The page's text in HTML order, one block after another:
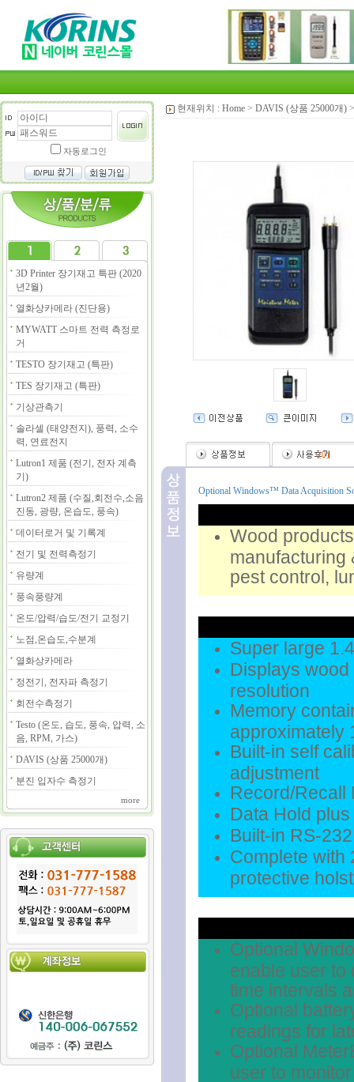
자동로그인
3D Printer 장기재고 특판 (2020
년2월)
열화상카메라 (진단용)
MYWATT 스마트 전력 측정로
거
TESTO 장기재고 (특판)
TES 장기재고 (특판)
기상관측기
솔라셀 (태양전지), 풍력, 소수
력, 연료전지
Lutron1 제품 (전기, 전자 계측
기)
Lutron2 제품 (수질,회전수,소음
진동, 광량, 온습도, 풍속)
데이터로거 및 기록계
전기 및 전력측정기
유량계
풍속풍량계
온도/압력/습도/전기 교정기
노점,온습도,수분계
열화상카메라
정전기, 전자파 측정기
회전수측정기
Testo (온도, 습도, 풍속, 압력, 소
음, RPM, 가스)
DAVIS (상품 25000개)
분진 입자수 측정기
more
현재위치 : Home > DAVIS (상품 25000개)
(0)
Optional Windows™ Data Acquisition
Wood
manufacturing
pest control,
Super large
Displays
resolution
Memory
approximately
Built-in self
adjustment
Record/Recall
Data Hold
Built-in RS-
Complete with
protective
Optional
enable user to
time intervals
Optional
readings for
Optional
user to